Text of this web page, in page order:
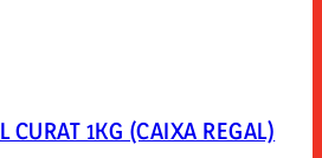
CURAT 1KG (CAIXA REGAL)